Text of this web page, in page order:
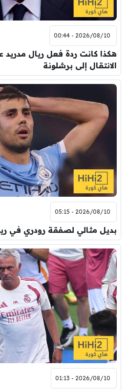
2026/08/10 - 00:44
هكذا كانت ردة فعل ريال مدريد
الانتقال إلى برشلونة
2026/08/10 - 05:15
بديل مثالي لصفقة رودري في
2026/08/10 - 01:13